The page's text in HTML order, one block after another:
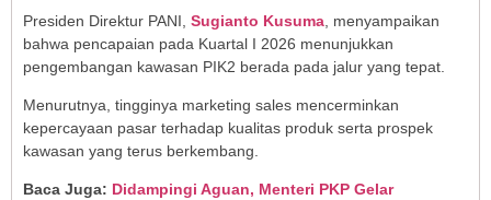
Presiden Direktur PANI, Sugianto Kusuma , menyampaikan
bahwa pencapaian pada Kuartal I 2026 menunjukkan
pengembangan kawasan PIK2 berada pada jalur yang tepat.
Menurutnya, tingginya marketing sales mencerminkan
kepercayaan pasar terhadap kualitas produk serta prospek
kawasan yang terus berkembang.
Baca Juga: Didampingi Aguan, Menteri PKP Gelar